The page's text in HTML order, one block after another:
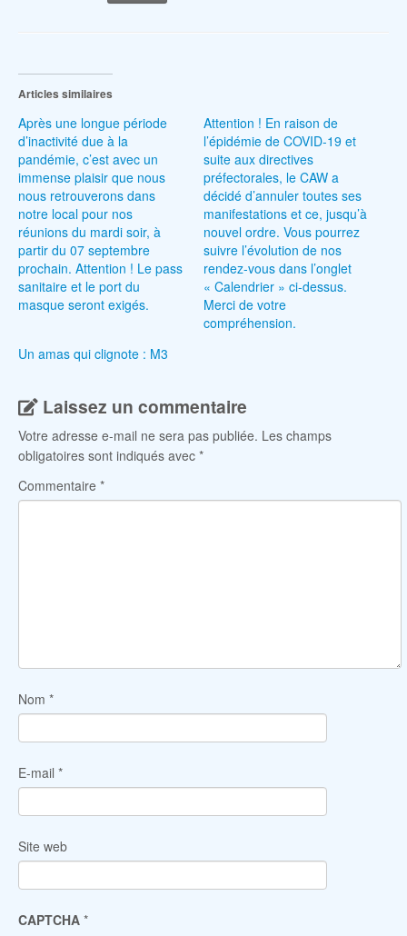
Articles similaires
Après une longue période
d’inactivité due à la
pandémie, c’est avec un
immense plaisir que nous
nous retrouverons dans
notre local pour nos
réunions du mardi soir, à
partir du 07 septembre
prochain. Attention ! Le pass
sanitaire et le port du
masque seront exigés.
Attention ! En raison de
l’épidémie de COVID-19 et
suite aux directives
préfectorales, le CAW a
décidé d’annuler toutes ses
manifestations et ce, jusqu’à
nouvel ordre. Vous pourrez
suivre l’évolution de nos
rendez-vous dans l’onglet
« Calendrier » ci-dessus.
Merci de votre
compréhension.
Un amas qui clignote : M3
Laissez un commentaire
Votre adresse e-mail ne sera pas publiée. Les champs
obligatoires sont indiqués avec *
Commentaire *
Nom *
E-mail *
Site web
CAPTCHA *